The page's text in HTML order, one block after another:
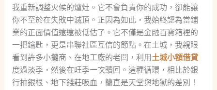
我重新調整火候的爐灶。它不會負責你的成功，卻能讓
你不至於在失敗中滅頂。正因為如此，我始終認為當鋪
業的正面價值遠遠被低估了。它不僅是金融百寶箱裡的
一把鑰匙，更是串聯社區互信的節點。在土城，我親眼
看到許多小攤商、在地工廠的老闆，利用 土城小額借貸
度過淡季，然後在旺季一次贖回。這種循環，相比於銀
行抽銀根、地下錢莊吸血，簡直是天堂與地獄的差別！